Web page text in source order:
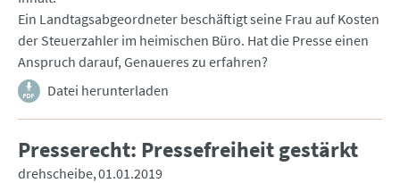
Ein Landtagsabgeordneter beschäftigt seine Frau auf Kosten
der Steuerzahler im heimischen Büro. Hat die Presse einen
Anspruch darauf, Genaueres zu erfahren?
Datei herunterladen
Presserecht: Pressefreiheit gestärkt
drehscheibe 01.01.2019